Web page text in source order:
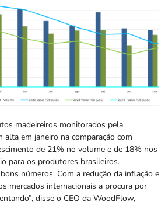
madeireiros monitorados pela
em janeiro na comparação com
de 21% no volume e de 18% nos
para os produtores brasileiros.
números. Com a redução da inflação e
mercados internacionais a procura por
disse o CEO da WoodFlow,